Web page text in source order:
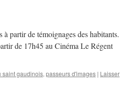
partir de témoignages des habitants.
de 17h45 au Cinéma Le Régent
saint gaudinois, passeurs d'images | Laisser